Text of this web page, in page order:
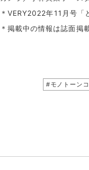
＊VERY2022年11月号「
＊掲載中の情報は誌面掲
#モノトーン